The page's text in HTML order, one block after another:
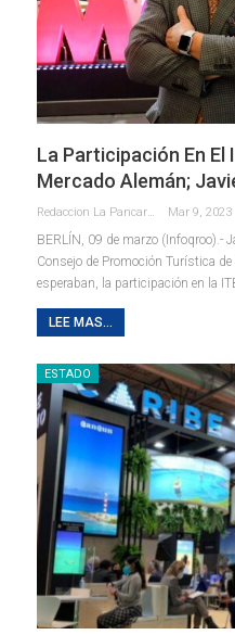
La Participación En
Mercado Alemán;
Redaccion La Pancarta De Quintana Roo Mar 9, 2023
BERLÍN, 09 de marzo (Infoqroo).-
Consejo de Promoción Turística
esperaban, la participación en la
LEE MAS...
ESTADO